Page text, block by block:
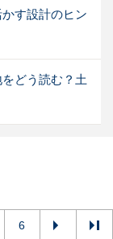
す設計のヒン
どう読む？土
6